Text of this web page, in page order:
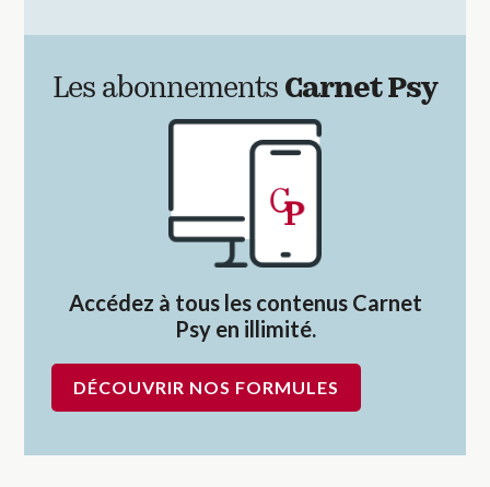
Les abonnements Carnet Psy
Accédez à tous les contenus Carnet
Psy en illimité.
DÉCOUVRIR NOS FORMULES